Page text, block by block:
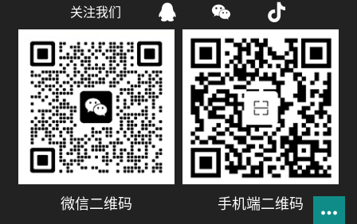
关注我们   
微信二维码 手机端二维码